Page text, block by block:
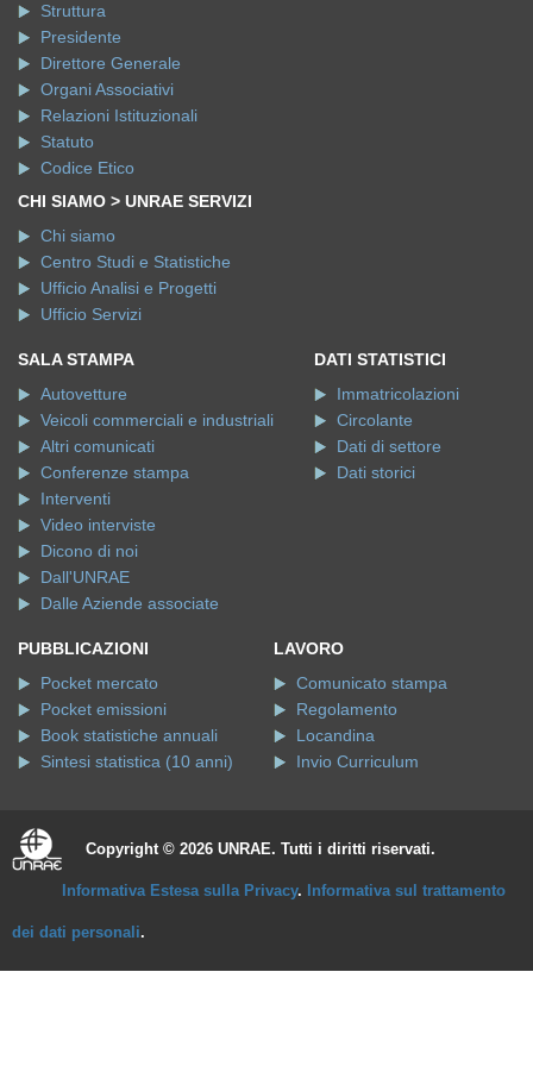
Struttura
Presidente
Direttore Generale
Organi Associativi
Relazioni Istituzionali
Statuto
Codice Etico
CHI SIAMO > UNRAE SERVIZI
Chi siamo
Centro Studi e Statistiche
Ufficio Analisi e Progetti
Ufficio Servizi
SALA STAMPA
Autovetture
Veicoli commerciali e industriali
Altri comunicati
Conferenze stampa
Interventi
Video interviste
Dicono di noi
Dall'UNRAE
Dalle Aziende associate
DATI STATISTICI
Immatricolazioni
Circolante
Dati di settore
Dati storici
PUBBLICAZIONI
Pocket mercato
Pocket emissioni
Book statistiche annuali
Sintesi statistica (10 anni)
LAVORO
Comunicato stampa
Regolamento
Locandina
Invio Curriculum
Copyright © 2026 UNRAE. Tutti i diritti riservati.
Informativa Estesa sulla Privacy. Informativa sul trattamento
dei dati personali.